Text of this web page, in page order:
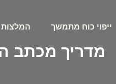
ייפוי כוח מתמשך המלצות
מדריך מכתב